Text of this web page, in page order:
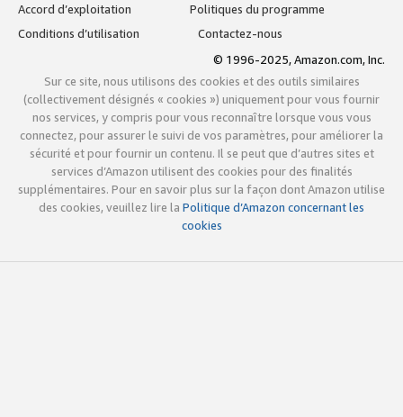
Accord d’exploitation
Politiques du programme
Conditions d’utilisation
Contactez-nous
© 1996-2025, Amazon.com, Inc.
Sur ce site, nous utilisons des cookies et des outils similaires
(collectivement désignés « cookies ») uniquement pour vous fournir
nos services, y compris pour vous reconnaître lorsque vous vous
connectez, pour assurer le suivi de vos paramètres, pour améliorer la
sécurité et pour fournir un contenu. Il se peut que d’autres sites et
services d’Amazon utilisent des cookies pour des finalités
supplémentaires. Pour en savoir plus sur la façon dont Amazon utilise
des cookies, veuillez lire la Politique d’Amazon concernant les
cookies